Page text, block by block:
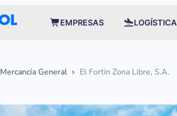
EMPRESAS LOGÍSTICA
Mercancía General El Fortin Zona Libre, S.A.